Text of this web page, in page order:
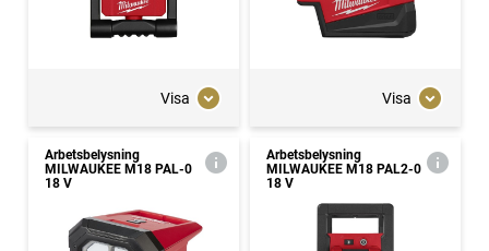
Visa Visa
Arbetsbelysning
MILWAUKEE M18 PAL-0
18 V
Arbetsbelysning
MILWAUKEE M18 PAL2-0
18 V